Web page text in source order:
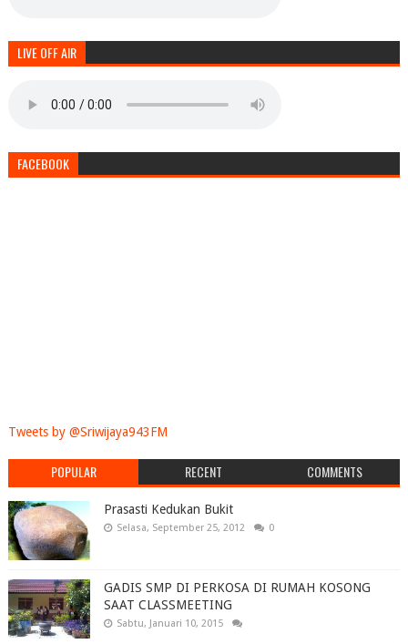
LIVE OFF AIR
FACEBOOK
Tweets by @Sriwijaya943FM
POPULAR RECENT COMMENTS
Prasasti Kedukan Bukit
Selasa, September 25, 2012 0
GADIS SMP DI PERKOSA DI RUMAH KOSONG
SAAT CLASSMEETING
Sabtu, Januari 10, 2015